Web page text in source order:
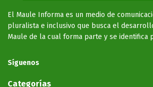
El Maule Informa es un medio de
pluralista e inclusivo que busca el
Maule de la cual forma parte y se identifica
Síguenos
Categorías